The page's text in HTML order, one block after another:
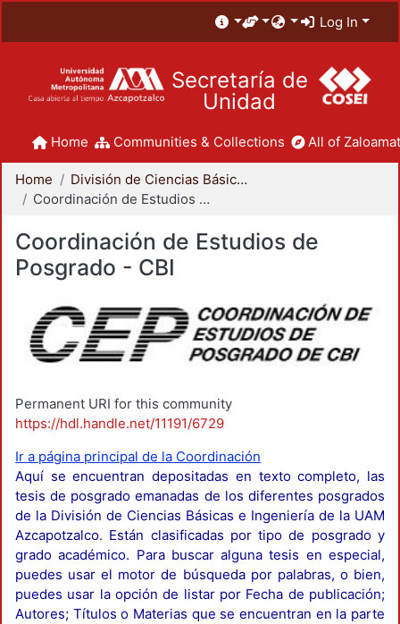
Log In
Secretaría de
Unidad
Home Communities & Collections All of
Home
División de Ciencias Básicas e Ingeniería
Coordinación de Estudios de Posgrado - CBI
Coordinación de Estudios de
Posgrado - CBI
Permanent URI for this community
https://hdl.handle.net/11191/6729
Ir a página principal de la Coordinación
Aquí se encuentran depositadas en texto completo, las
tesis de posgrado emanadas de los diferentes posgrados
de la División de Ciencias Básicas e Ingeniería de la UAM
Azcapotzalco. Están clasificadas por tipo de posgrado y
grado académico. Para buscar alguna tesis en especial,
puedes usar el motor de búsqueda por palabras, o bien,
puedes usar la opción de listar por Fecha de publicación;
Autores; Títulos o Materias que se encuentran en la parte